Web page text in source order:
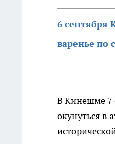
6 сентября
варенье по
В Кинешме 7
окунуться в